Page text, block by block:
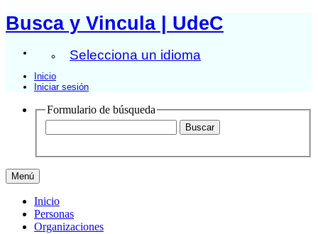
Busca y Vincula | UdeC
Selecciona un idioma
Inicio
Iniciar sesión
Formulario de búsqueda
Menú
Inicio
Personas
Organizaciones